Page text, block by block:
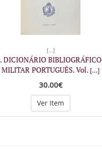
[...]
. DICIONÁRIO BIBLIOGRÁFICO
MILITAR PORTUGUÊS. Vol. [...]
30.00€
Ver Item